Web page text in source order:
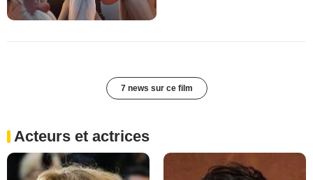
7 news sur ce film
Acteurs et actrices